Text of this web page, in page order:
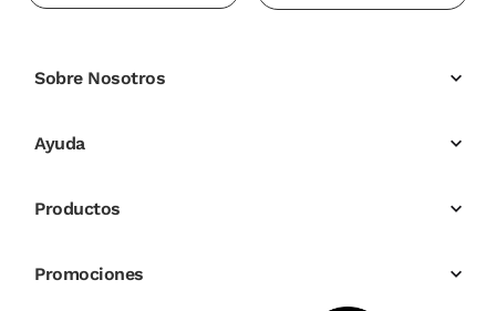
Sobre Nosotros
Ayuda
Productos
Promociones